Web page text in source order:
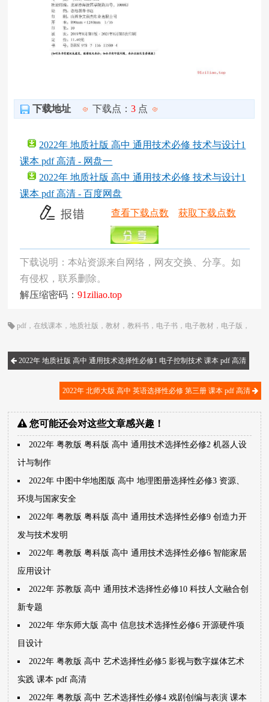
下载地址 下载点：3 点
2022年 地质社版 高中 通用技术必修 技术与设计1
课本 pdf 高清 - 网盘一
2022年 地质社版 高中 通用技术必修 技术与设计1
课本 pdf 高清 - 百度网盘
查看下载点数
获取下载点数
下载说明：本站资源来自网络，网友交换、分享。如
有侵权，联系删除。
解压缩密码：91ziliao.top
pdf ，在线课本 ，地质社版 ，教材 ，教科书 ， 电子书 ， 电子教材 ， 电子版 ，
2022年 地质社版 高中 通用技术选择性必修1 电子控制技术 课本 pdf 高清
2022年 北师大版 高中 英语选择性必修 第三册 课本 pdf 高清
您可能还会对这些文章感兴趣！
2022年 粤教版 粤科版 高中 通用技术选择性必修2 机器人设
计与制作
2022年 中图中华地图版 高中 地理图册选择性必修3 资源、
环境与国家安全
2022年 粤教版 粤科版 高中 通用技术选择性必修9 创造力开
发与技术发明
2022年 粤教版 粤科版 高中 通用技术选择性必修6 智能家居
应用设计
2022年 苏教版 高中 通用技术选择性必修10 科技人文融合创
新专题
2022年 华东师大版 高中 信息技术选择性必修6 开源硬件项
目设计
2022年 粤教版 高中 艺术选择性必修5 影视与数字媒体艺术
实践 课本 pdf 高清
2022年 粤教版 高中 艺术选择性必修4 戏剧创编与表演 课本